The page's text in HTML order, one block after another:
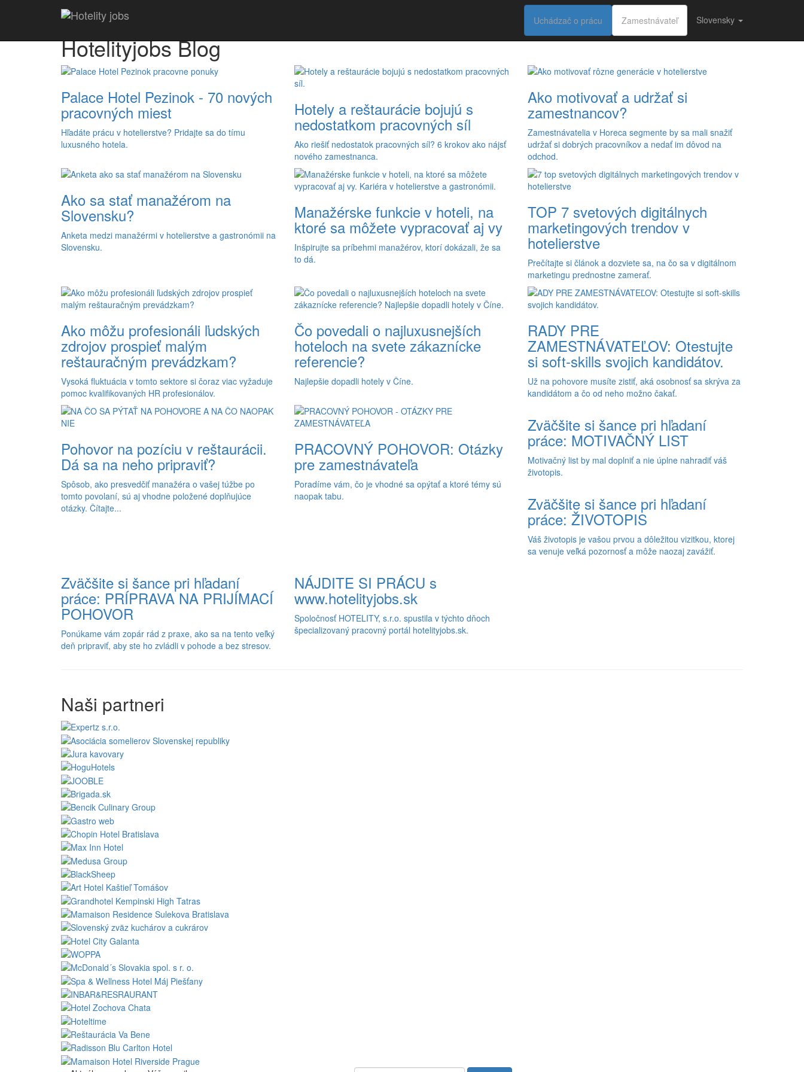
menuUchádzač o prácu Zamestnávateľ Slovensky
Hotelityjobs Blog
Palace Hotel Pezinok - 70 nových
pracovných miest
Hľadáte prácu v hotelierstve? Pridajte sa do tímu
luxusného hotela.
Hotely a reštaurácie bojujú s
nedostatkom pracovných síl
Ako riešiť nedostatok pracovných síl? 6 krokov ako nájsť
nového zamestnanca.
Ako motivovať a udržať si
zamestnancov?
Zamestnávatelia v Horeca segmente by sa mali snažiť
udržať si dobrých pracovníkov a nedať im dôvod na
odchod.
Ako sa stať manažérom na
Slovensku?
Anketa medzi manažérmi v hotelierstve a gastronómii na
Slovensku.
Manažérske funkcie v hoteli, na
ktoré sa môžete vypracovať aj vy
Inšpirujte sa príbehmi manažérov, ktorí dokázali, že sa
to dá.
TOP 7 svetových digitálnych
marketingových trendov v
hotelierstve
Prečítajte si článok a dozviete sa, na čo sa v digitálnom
marketingu prednostne zamerať.
Ako môžu profesionáli ľudských
zdrojov prospieť malým
reštauračným prevádzkam?
Vysoká fluktuácia v tomto sektore si čoraz viac vyžaduje
pomoc kvalifikovaných HR profesionálov.
Čo povedali o najluxusnejších
hoteloch na svete zákaznícke
referencie?
Najlepšie dopadli hotely v Číne.
RADY PRE
ZAMESTNÁVATEĽOV: Otestujte
si soft-skills svojich kandidátov.
Už na pohovore musíte zistiť, aká osobnosť sa skrýva za
kandidátom a čo od neho možno čakať.
Pohovor na pozíciu v reštaurácii.
Dá sa na neho pripraviť?
Spôsob, ako presvedčiť manažéra o vašej túžbe po
tomto povolaní, sú aj vhodne položené doplňujúce
otázky. Čítajte...
PRACOVNÝ POHOVOR: Otázky
pre zamestnávateľa
Poradíme vám, čo je vhodné sa opýtať a ktoré témy sú
naopak tabu.
Zväčšite si šance pri hľadaní
práce: MOTIVAČNÝ LIST
Motivačný list by mal doplniť a nie úplne nahradiť váš
životopis.
Zväčšite si šance pri hľadaní
práce: ŽIVOTOPIS
Váš životopis je vašou prvou a dôležitou vizitkou, ktorej
sa venuje veľká pozornosť a môže naozaj zavážiť.
Zväčšite si šance pri hľadaní
práce: PRÍPRAVA NA PRIJÍMACÍ
POHOVOR
Ponúkame vám zopár rád z praxe, ako sa na tento veľký
deň pripraviť, aby ste ho zvládli v pohode a bez stresov.
NÁJDITE SI PRÁCU s
www.hotelityjobs.sk
Spoločnosť HOTELITY, s.r.o. spustila v týchto dňoch
špecializovaný pracovný portál hotelityjobs.sk.
Naši partneri